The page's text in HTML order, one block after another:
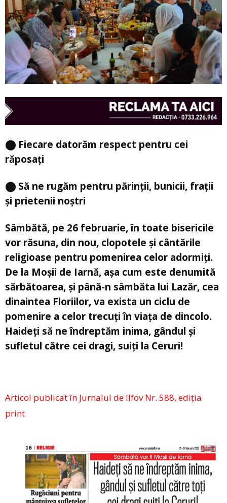
⬤ Fiecare datorăm respect pentru cei
răposați
⬤ Să ne rugăm pentru părinții, bunicii, frații
și prietenii noștri
Sâmbătă, pe 26 februarie, în toate bisericile
vor răsuna, din nou, clopotele și cântările
religioase pentru pomenirea celor adormiți.
De la Moșii de Iarnă, așa cum este denumită
sărbătoarea, și până-n sâmbăta lui Lazăr, cea
dinaintea Floriilor, va exista un ciclu de
pomenire a celor trecuți în viața de dincolo.
Haideți să ne îndreptăm inima, gândul și
sufletul către cei dragi, suiți la Ceruri!
Articol publicat în Jurnalul de Ilfov Nr. 588, ediția
print